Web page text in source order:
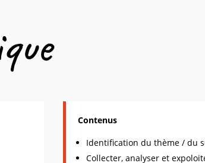
Contenus
Identification du thème / du
Collecter, analyser et